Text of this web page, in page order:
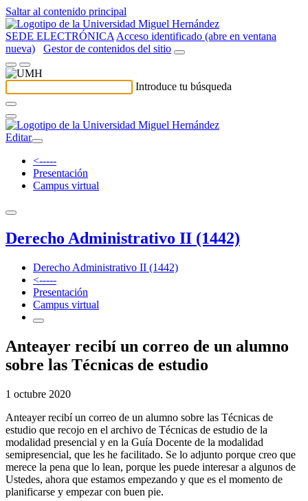
Saltar al contenido principal
SEDE ELECTRÓNICA Acceso identificado (abre en ventana
nueva)
Gestor de contenidos del sitio
Introduce tu búsqueda
Editar
<-----
Presentación
Campus virtual
Derecho Administrativo II (1442)
Derecho Administrativo II (1442)
<-----
Presentación
Campus virtual
Anteayer recibí un correo de un alumno
sobre las Técnicas de estudio
1 octubre 2020
Anteayer recibí un correo de un alumno sobre las Técnicas de
estudio que recojo en el archivo de Técnicas de estudio de la
modalidad presencial y en la Guía Docente de la modalidad
semipresencial, que les he facilitado. Se lo adjunto porque creo que
merece la pena que lo lean, porque les puede interesar a algunos de
Ustedes, ahora que estamos empezando y que es el momento de
planificarse y empezar con buen pie.